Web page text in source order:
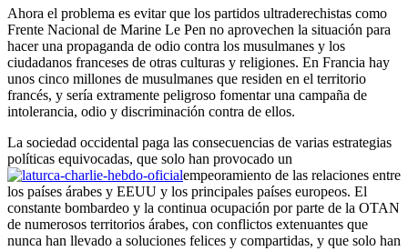
Ahora el problema es evitar que los partidos ultraderechistas como
Frente Nacional de Marine Le Pen no aprovechen la situación para
hacer una propaganda de odio contra los musulmanes y los
ciudadanos franceses de otras culturas y religiones. En Francia hay
unos cinco millones de musulmanes que residen en el territorio
francés, y sería extramente peligroso fomentar una campaña de
intolerancia, odio y discriminación contra de ellos.
La sociedad occidental paga las consecuencias de varias estrategias
políticas equivocadas, que solo han provocado un
empeoramiento de las relaciones entre
los países árabes y EEUU y los principales países europeos. El
constante bombardeo y la continua ocupación por parte de la OTAN
de numerosos territorios árabes, con conflictos extenuantes que
nunca han llevado a soluciones felices y compartidas, y que solo han